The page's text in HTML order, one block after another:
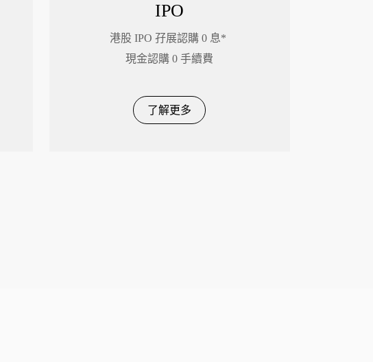
IPO
港股 IPO 孖展認購 0 息*
現金認購 0 手續費
了解更多